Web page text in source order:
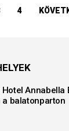
4
Hotel
a balatonparton